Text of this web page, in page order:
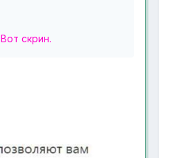
Вот скрин.